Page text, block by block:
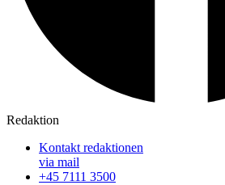
Redaktion
Kontakt redaktionen
via mail
+45 7111 3500